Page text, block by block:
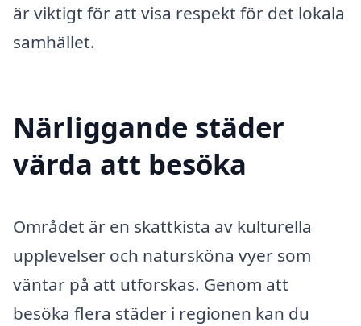
är viktigt för att visa respekt för det lokala
samhället.
Närliggande städer
värda att besöka
Området är en skattkista av kulturella
upplevelser och natursköna vyer som
väntar på att utforskas. Genom att
besöka flera städer i regionen kan du